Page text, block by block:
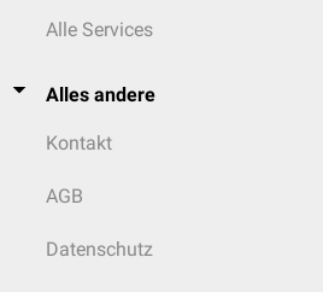
Alle Services
Alles andere
Kontakt
AGB
Datenschutz